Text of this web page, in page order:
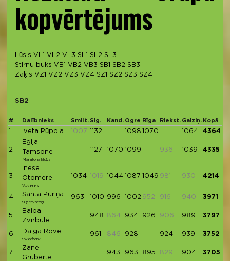
kopvērtējums
Lūsis VL1 VL2 VL3 SL1 SL2 SL3
Stirnu buks VB1 VB2 VB3 SB1 SB2 SB3
Zaķis VZ1 VZ2 VZ3 VZ4 SZ1 SZ2 SZ3 SZ4
SB2
# Dalībnieks Smilt. Sig. Kand. Ogre Rīga Riekst. Gaiziņ. Kopā
1 Iveta Pūpola 1007 1132 1098 1070 1064 4364
2
Egija
Tamsone
Maratona klubs
1127 1070 1099 936 1039 4335
3
Inese
Otomere
Vāveres
1034 1019 1044 1087 1049 981 930 4214
4 Santa Puriņa
Supervaroņi
963 1010 996 1002 952 916 940 3971
5
Baiba
Zvirbule
948 864 934 926 906 989 3797
6 Daiga Rove
Swedbank
961 846 928 924 939 3752
7
Zane
Gruberte
943 963 895 829 904 3705